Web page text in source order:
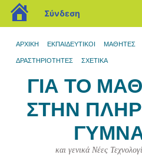
ΑΡΧΙΚΉ ΕΚΠΑΙΔΕΥΤΙΚΟΊ ΜΑΘΗΤΈΣ
ΔΡΑΣΤΗΡΙΌΤΗΤΕΣ ΣΧΕΤΙΚΆ
ΓΙΑ ΤΟ
ΣΤΗΝ
και γενικά Νέες
blogs.sch.gr
Σύνδεση